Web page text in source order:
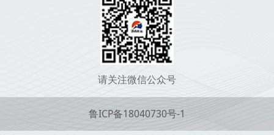
请关注微信公众号
鲁ICP备18040730号-1